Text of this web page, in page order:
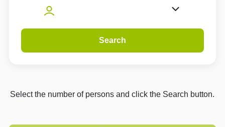
Search
Select the number of persons and click the Search button.